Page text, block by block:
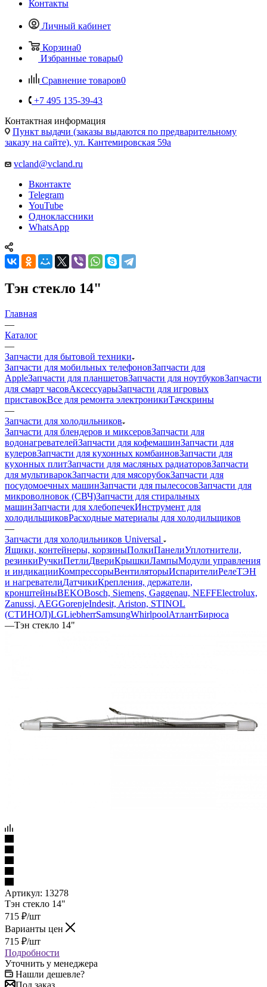
Избранные товары
Пункт выдачи (заказы выдаются по предварительному
заказу на сайте), ул. Кантемировская 59а
Telegram
YouTube
Одноклассники
WhatsApp
—
Каталог
—
Запчасти для бытовой техники
Запчасти для мобильных телефонов
AppleЗапчасти для планшетовЗапчасти для ноутбуков
для смарт часовАксессуарыЗапчасти для игровых
приставокВсе для ремонта электроникиТачскрины
—
Запчасти для холодильников
Запчасти для блендеров и миксеров
водонагревателейЗапчасти для кофемашинЗапчасти для
кулеровЗапчасти для кухонных комбаиновЗапчасти для
кухонных плитЗапчасти для масляных радиаторовЗапчасти
для мультиварокЗапчасти для мясорубокЗапчасти для
посудомоечных машинЗапчасти для пылесосовЗапчасти для
микроволновок (СВЧ)Запчасти для стиральных
машинЗапчасти для хлебопечекИнструмент для
холодильщиковРасходные материалы для холодильщиков
—
Запчасти для холодильников Universal
Ящики, контейнеры, корзиныПолкиПанели
резинкиРучкиПетлиДвериКрышкиЛампыМодули управления
и индикацииКомпрессорыВентиляторыИспарителиРелеТЭН
и нагревателиДатчикиКрепления, держатели,
кронштейныBEKOBosch, Siemens, Gaggenau, NEFF
Zanussi, AEGGorenjeIndesit, Ariston, STINOL
(СТИНОЛ)LGLiebherrSamsungWhirlpoolАтлант
—Тэн стекло 14"
Артикул:
Тэн стекло 14"
715₽/шт
Варианты цен
715₽/шт
Подробности
Уточнить у менеджера
Нашли дешевле?
Под заказ